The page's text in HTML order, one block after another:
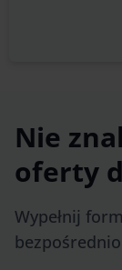
Nie
oferty
Wypełnij